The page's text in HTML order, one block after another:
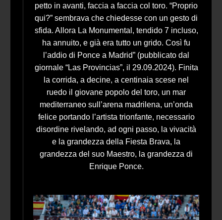
petto in avanti, faccia a faccia col toro. “Proprio
qui?” sembrava che chiedesse con un gesto di
sfida. Allora La Monumental, tendido 7 incluso,
ha annuito, e già era tutto un grido. Così fu
l’addio di Ponce a Madrid” (pubblicato dal
giornale “Las Provincias”, il 29.09.2024). Finita
la corrida, a decine, a centinaia scese nel
ruedo il giovane popolo del toro, un mar
mediterraneo sull’arena madrilena, un’onda
felice portando l’artista trionfante, necessario
disordine rivelando, ad ogni passo, la vivacità
e la grandezza della Fiesta Brava, la
grandezza del suo Maestro, la grandezza di
Enrique Ponce.